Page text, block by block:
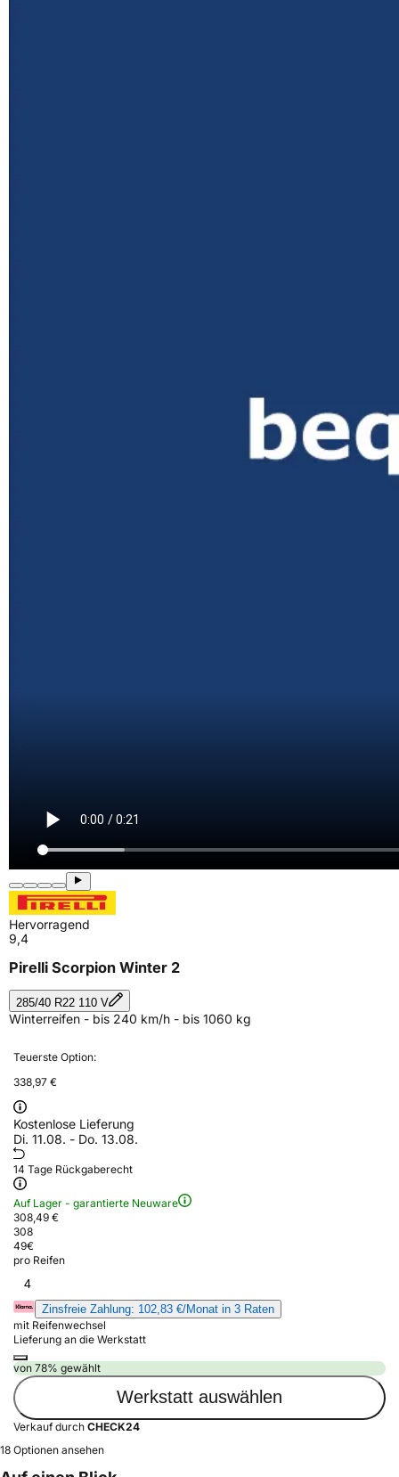
Hervorragend
9,4
Pirelli Scorpion Winter 2
285/40 R22 110 V
Winterreifen - bis 240 km/h - bis 1060 kg
Teuerste Option:
338,97 €
Kostenlose Lieferung
Di. 11.08. - Do. 13.08.
14 Tage Rückgaberecht
Auf Lager - garantierte Neuware
308,49 €
308
49€
pro Reifen
4
Zinsfreie Zahlung: 102,83 €/Monat in 3 Raten
mit Reifenwechsel
Lieferung an die Werkstatt
von 78% gewählt
Werkstatt auswählen
Verkauf durch CHECK24
18 Optionen ansehen